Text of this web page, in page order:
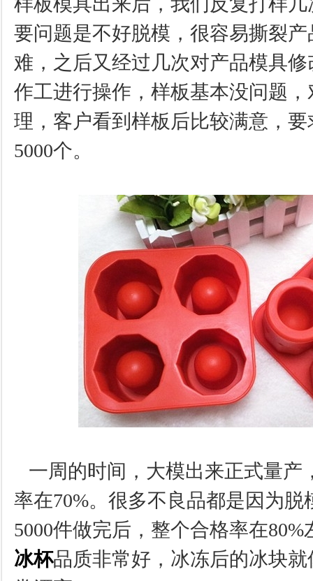
要问题是不好脱模，很容易撕裂
难，之后又经过几次对产品模具
作工进行操作，样板基本没问题
理，客户看到样板后比较满意，
5000个。
一周的时间，大模出来正式量产
率在70%。很多不良品都是因为
5000件做完后，整个合格率在80%
冰杯品质非常好，冰冻后的冰块